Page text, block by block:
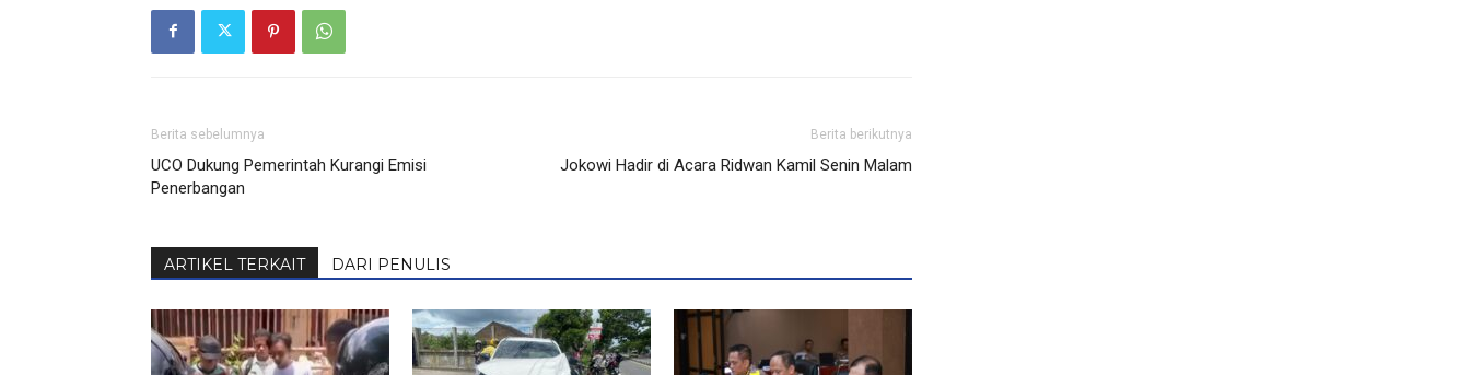
Berita sebelumnya
UCO Dukung Pemerintah Kurangi Emisi
Penerbangan
Berita berikutnya
Jokowi Hadir di Acara Ridwan Kamil Senin Malam
ARTIKEL TERKAIT DARI PENULIS